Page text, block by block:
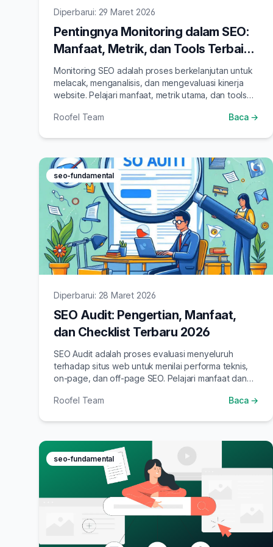
Diperbarui: 29 Maret 2026
Pentingnya Monitoring dalam SEO:
Manfaat, Metrik, dan Tools Terbaik
2026
Monitoring SEO adalah proses berkelanjutan untuk
melacak, menganalisis, dan mengevaluasi kinerja
website. Pelajari manfaat, metrik utama, dan tools
Roofel Team
Baca →
seo-fundamental
Diperbarui: 28 Maret 2026
SEO Audit: Pengertian, Manfaat,
dan Checklist Terbaru 2026
SEO Audit adalah proses evaluasi menyeluruh
terhadap situs web untuk menilai performa teknis,
on-page, dan off-page SEO. Pelajari manfaat dan
Roofel Team
Baca →
seo-fundamental